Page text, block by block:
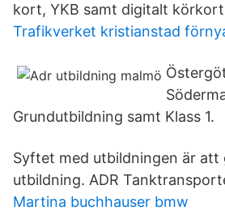
kort, YKB samt digitalt
Trafikverket kristianstad
Grundutbildning samt Klass 1.
Syftet med utbildningen är att
utbildning. ADR
Martina buchhauser bmw